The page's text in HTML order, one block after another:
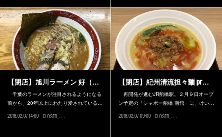
【閉店】旭川ラーメン 好（…
千葉のラーメンが注目されるようになる
前から、20年以上にわたり愛されている…
2018.02.07 14:00 CLOSED 船橋市
【閉店】紀州清流担々麺 pr…
再開発が進むJR船橋駅。２月９日オープ
ン予定の「シャポー船橋 南館」に、けい…
2018.02.07 09:00 CLOSED 船橋市